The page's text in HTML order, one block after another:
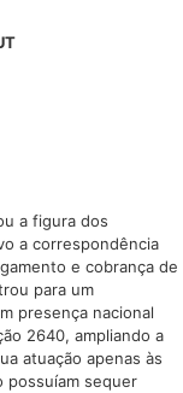
a figura dos
a correspondência
e cobrança de
para um
presença nacional
2640, ampliando a
atuação apenas às
possuíam sequer